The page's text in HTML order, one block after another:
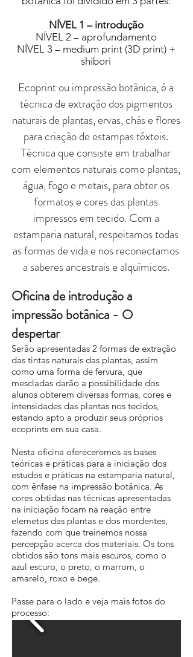
NÍVEL 1 – introdução
NÍVEL 2 – aprofundamento
NÍVEL 3 – medium print (3D print) +
shibori
Ecoprint ou impressão botânica, é a
técnica de extração dos pigmentos
naturais de plantas, ervas, chás e flores
para criação de estampas têxteis.
Técnica que consiste em trabalhar
com elementos naturais como plantas,
água, fogo e metais, para obter os
formatos e cores das plantas
impressos em tecido. Com a
estamparia natural, respeitamos todas
as formas de vida e nos reconectamos
a saberes ancestrais e alquímicos.
Oficina de introdução a
impressão botânica - O
despertar
Serão apresentadas 2 formas de extração
das tintas naturais das plantas, assim
como uma forma de fervura, que
mescladas darão a possibilidade dos
alunos obterem diversas formas, cores e
intensidades das plantas nos tecidos,
estando apto a produzir seus próprios
ecoprints em sua casa.
Nesta oficina ofereceremos as bases
teóricas e práticas para a iniciação dos
estudos e práticas na estamparia natural,
com ênfase na impressão botânica. As
cores obtidas nas técnicas apresentadas
na iniciação focam na reação entre
elemetos das plantas e dos mordentes,
fazendo com que treinemos nossa
percepção acerca dos materiais. Os tons
obtidos são tons mais escuros, como o
azul escuro, o preto, o marrom, o
amarelo, roxo e bege.
Passe para o lado e veja mais fotos do
processo: